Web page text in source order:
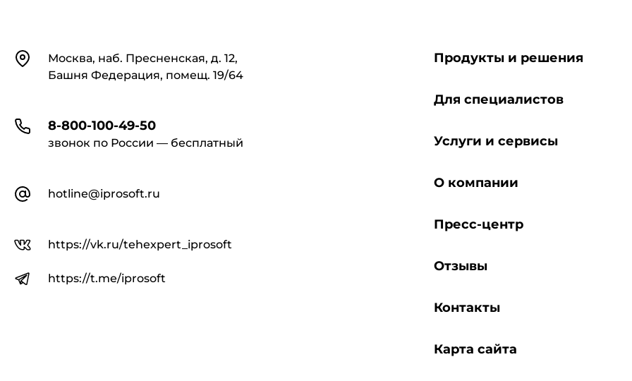
КонтактыМосква, наб. Пресненская, д. 12,
Башня Федерация, помещ. 19/64
8-800-100-49-50
звонок по России — бесплатный
hotline@iprosoft.ru
https://vk.ru/tehexpert_iprosoft
https://t.me/iprosoft
Продукты и решения
Для специалистов
Услуги и сервисы
О компании
Пресс-центр
Отзывы
Контакты
Карта сайта